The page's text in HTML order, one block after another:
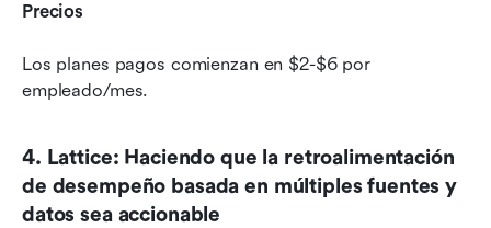
Precios
Los planes pagos comienzan en $2-$6 por
empleado/mes.
4. Lattice: Haciendo que la retroalimentación
de desempeño basada en múltiples fuentes y
datos sea accionable